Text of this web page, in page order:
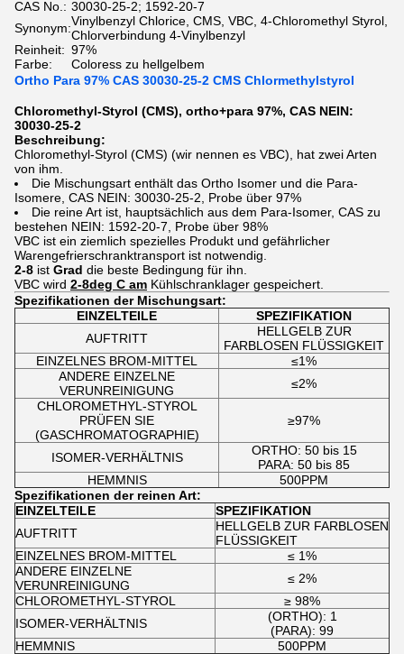
CAS No.: 30030-25-2; 1592-20-7
Synonym:Vinylbenzyl Chlorice, CMS, VBC, 4-Chloromethyl Styrol,
Chlorverbindung 4-Vinylbenzyl
Reinheit: 97%
Farbe:
Coloress zu hellgelbem
Ortho Para 97% CAS 30030-25-2 CMS Chlormethylstyrol
Chloromethyl-Styrol (CMS), ortho+para 97%, CAS NEIN:
30030-25-2
Beschreibung:
Chloromethyl-Styrol (CMS) (wir nennen es VBC), hat zwei Arten
von ihm.
Die Mischungsart enthält das Ortho Isomer und die Para-
Isomere, CAS NEIN: 30030-25-2, Probe über 97%
Die reine Art ist, hauptsächlich aus dem Para-Isomer, CAS zu
bestehen NEIN: 1592-20-7, Probe über 98%
VBC ist ein ziemlich spezielles Produkt und gefährlicher
Warengefrierschranktransport ist notwendig.
2-8 ist Grad die beste Bedingung für ihn.
VBC wird 2-8deg C am Kühlschranklager gespeichert.
Spezifikationen der Mischungsart:
EINZELTEILE
SPEZIFIKATION
AUFTRITT
HELLGELB ZUR
FARBLOSEN FLÜSSIGKEIT
EINZELNES BROM-MITTEL
≤1%
ANDERE EINZELNE
VERUNREINIGUNG
≤2%
CHLOROMETHYL-STYROL
PRÜFEN SIE
(GASCHROMATOGRAPHIE)
≥97%
ISOMER-VERHÄLTNIS
ORTHO: 50 bis 15
PARA: 50 bis 85
HEMMNIS
500PPM
Spezifikationen der reinen Art:
EINZELTEILE
SPEZIFIKATION
AUFTRITT
HELLGELB ZUR FARBLOSEN
FLÜSSIGKEIT
EINZELNES BROM-MITTEL
≤ 1%
ANDERE EINZELNE
VERUNREINIGUNG
≤ 2%
CHLOROMETHYL-STYROL
≥ 98%
ISOMER-VERHÄLTNIS
(ORTHO): 1
(PARA): 99
HEMMNIS
500PPM